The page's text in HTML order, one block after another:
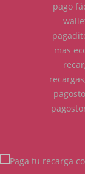
pago
mas